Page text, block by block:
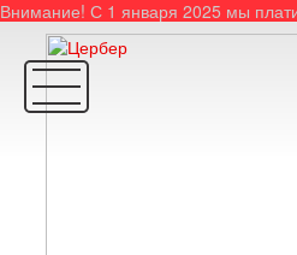
Внимание! С 1 января 2025 мы